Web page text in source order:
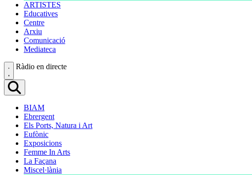
ARTISTES
Educatives
Centre
Arxiu
Comunicació
Mediateca
Ràdio en directe
BIAM
Ebrergent
Els Ports, Natura i Art
Eufònic
Exposicions
Femme In Arts
La Façana
Miscel·lània